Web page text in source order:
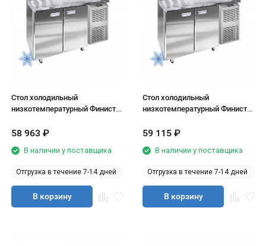
Стол холодильный
низкотемпературный Финист
58 963 ₽
В наличии у поставщика
Отгрузка в течение 7-14 дней
В корзину
Стол холодильный
низкотемпературный Финист
59 115 ₽
В наличии у поставщика
Отгрузка в течение 7-14 дней
В корзину